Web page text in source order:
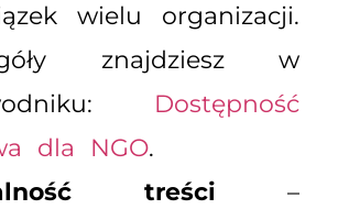
wielu organizacji.
znajdziesz w
Dostępność
dla NGO.
treści –